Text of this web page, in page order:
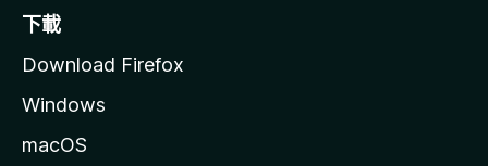
下載
Download Firefox
Windows
macOS